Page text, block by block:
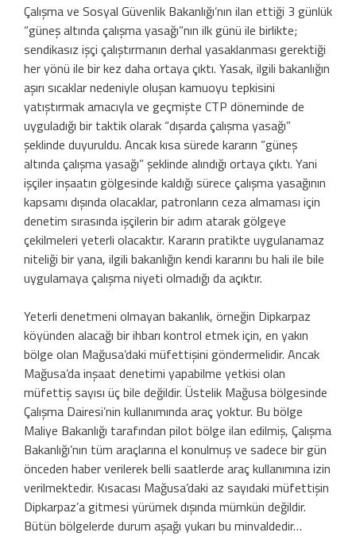
Çalışma ve Sosyal Güvenlik Bakanlığı’nın ilan ettiği 3 günlük
“güneş altında çalışma yasağı”nın ilk günü ile birlikte;
sendikasız işçi çalıştırmanın derhal yasaklanması gerektiği
her yönü ile bir kez daha ortaya çıktı. Yasak, ilgili bakanlığın
aşırı sıcaklar nedeniyle oluşan kamuoyu tepkisini
yatıştırmak amacıyla ve geçmişte CTP döneminde de
uyguladığı bir taktik olarak “dışarda çalışma yasağı”
şeklinde duyuruldu. Ancak kısa sürede kararın “güneş
altında çalışma yasağı” şeklinde alındığı ortaya çıktı. Yani
işçiler inşaatın gölgesinde kaldığı sürece çalışma yasağının
kapsamı dışında olacaklar, patronların ceza almaması için
denetim sırasında işçilerin bir adım atarak gölgeye
çekilmeleri yeterli olacaktır. Kararın pratikte uygulanamaz
niteliği bir yana, ilgili bakanlığın kendi kararını bu hali ile bile
uygulamaya çalışma niyeti olmadığı da açıktır.
Yeterli denetmeni olmayan bakanlık, örneğin Dipkarpaz
köyünden alacağı bir ihbarı kontrol etmek için, en yakın
bölge olan Mağusa’daki müfettişini göndermelidir. Ancak
Mağusa’da inşaat denetimi yapabilme yetkisi olan
müfettiş sayısı üç bile değildir. Üstelik Mağusa bölgesinde
Çalışma Dairesi’nin kullanımında araç yoktur. Bu bölge
Maliye Bakanlığı tarafından pilot bölge ilan edilmiş, Çalışma
Bakanlığı’nın tüm araçlarına el konulmuş ve sadece bir gün
önceden haber verilerek belli saatlerde araç kullanımına izin
verilmektedir. Kısacası Mağusa’daki az sayıdaki müfettişin
Dipkarpaz’a gitmesi yürümek dışında mümkün değildir.
Bütün bölgelerde durum aşağı yukarı bu minvaldedir…